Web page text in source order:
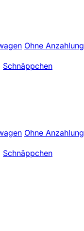
Ohne Anzahlung
Schnäppchen
Ohne Anzahlung
Schnäppchen